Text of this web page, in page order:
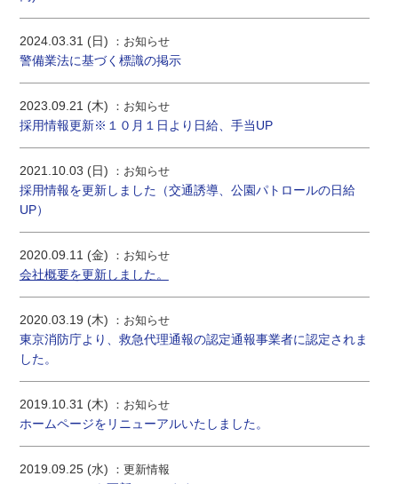
2024.03.31 (日) お知らせ
警備業法に基づく標識の掲示
2023.09.21 (木) お知らせ
採用情報更新※１０月１日より日給、手当UP
2021.10.03 (日) お知らせ
採用情報を更新しました（交通誘導、公園パトロールの日給
UP）
2020.09.11 (金) お知らせ
会社概要を更新しました。
2020.03.19 (木) お知らせ
東京消防庁より、救急代理通報の認定通報事業者に認定されま
した。
2019.10.31 (木) お知らせ
ホームページをリニューアルいたしました。
2019.09.25 (水) 更新情報